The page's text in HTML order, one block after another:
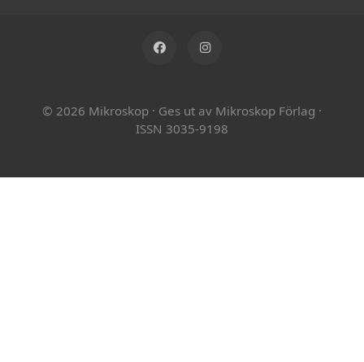
© 2026 Mikroskop · Ges ut av Mikroskop Förlag ·
ISSN 3035-9198